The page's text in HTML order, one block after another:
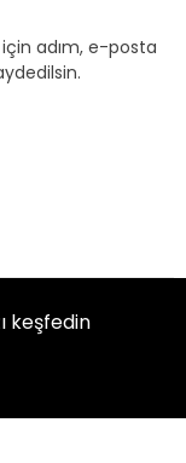
için adım, e-posta
keşfedin